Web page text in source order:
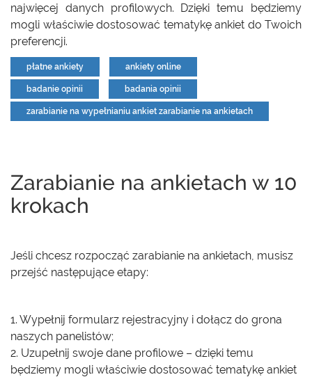
najwięcej danych profilowych. Dzięki temu będziemy
mogli właściwie dostosować tematykę ankiet do Twoich
preferencji.
płatne ankiety ankiety online
badanie opinii badania opinii
zarabianie na wypełnianiu ankiet zarabianie na ankietach
Zarabianie na ankietach w 10
krokach
Jeśli chcesz rozpocząć zarabianie na ankietach, musisz
przejść następujące etapy:
1. Wypełnij formularz rejestracyjny i dołącz do grona
naszych panelistów;
2. Uzupełnij swoje dane profilowe – dzięki temu
będziemy mogli właściwie dostosować tematykę ankiet